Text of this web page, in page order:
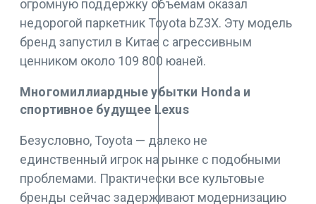
огромную поддержку объемам оказал
недорогой паркетник Toyota bZ3X. Эту модель
бренд запустил в Китае с агрессивным
ценником около 109 800 юаней.
Многомиллиардные убытки Honda и
спортивное будущее Lexus
Безусловно, Toyota — далеко не
единственный игрок на рынке с подобными
проблемами. Практически все культовые
бренды сейчас задерживают модернизацию